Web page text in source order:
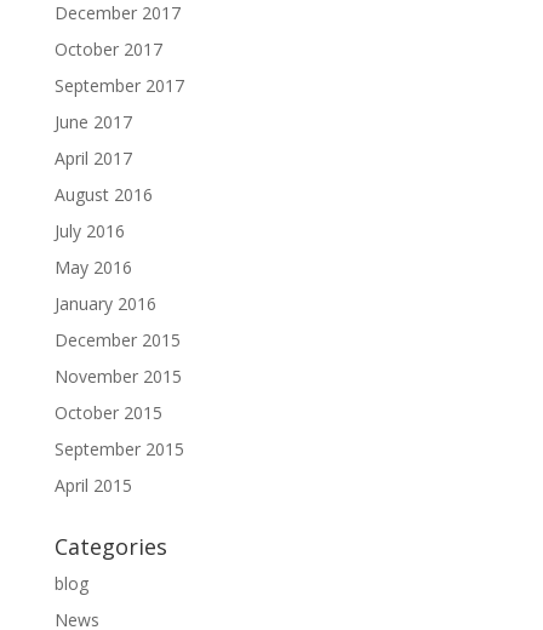
December 2017
October 2017
September 2017
June 2017
April 2017
August 2016
July 2016
May 2016
January 2016
December 2015
November 2015
October 2015
September 2015
April 2015
Categories
blog
News